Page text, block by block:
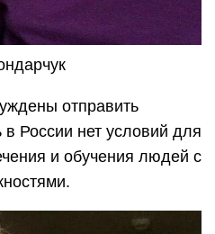
отправить
России нет условий для
и обучения людей с